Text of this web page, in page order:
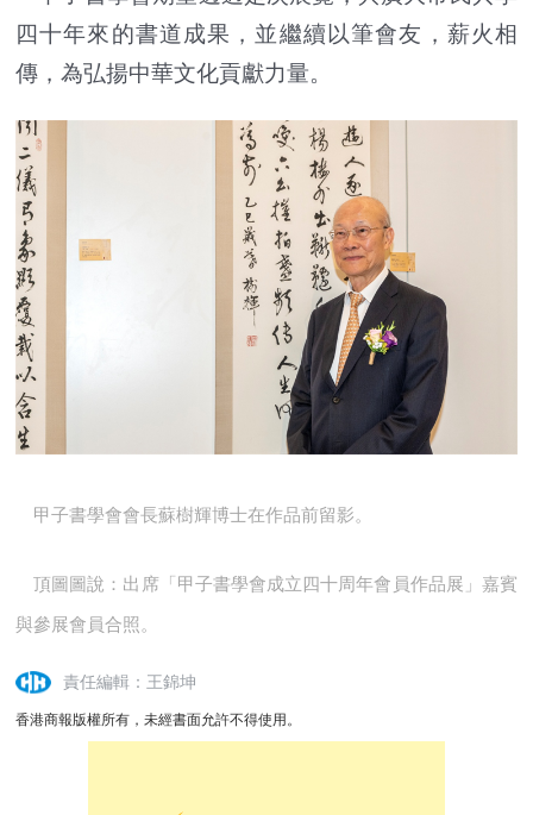
四十年來的書道成果，並繼續以筆會友，薪火相
傳，為弘揚中華文化貢獻力量。
甲子書學會會長蘇樹輝博士在作品前留影。
頂圖圖說：出席「甲子書學會成立四十周年會員作品展」嘉賓
與參展會員合照。
責任編輯：王錦坤
香港商報版權所有，未經書面允許不得使用。